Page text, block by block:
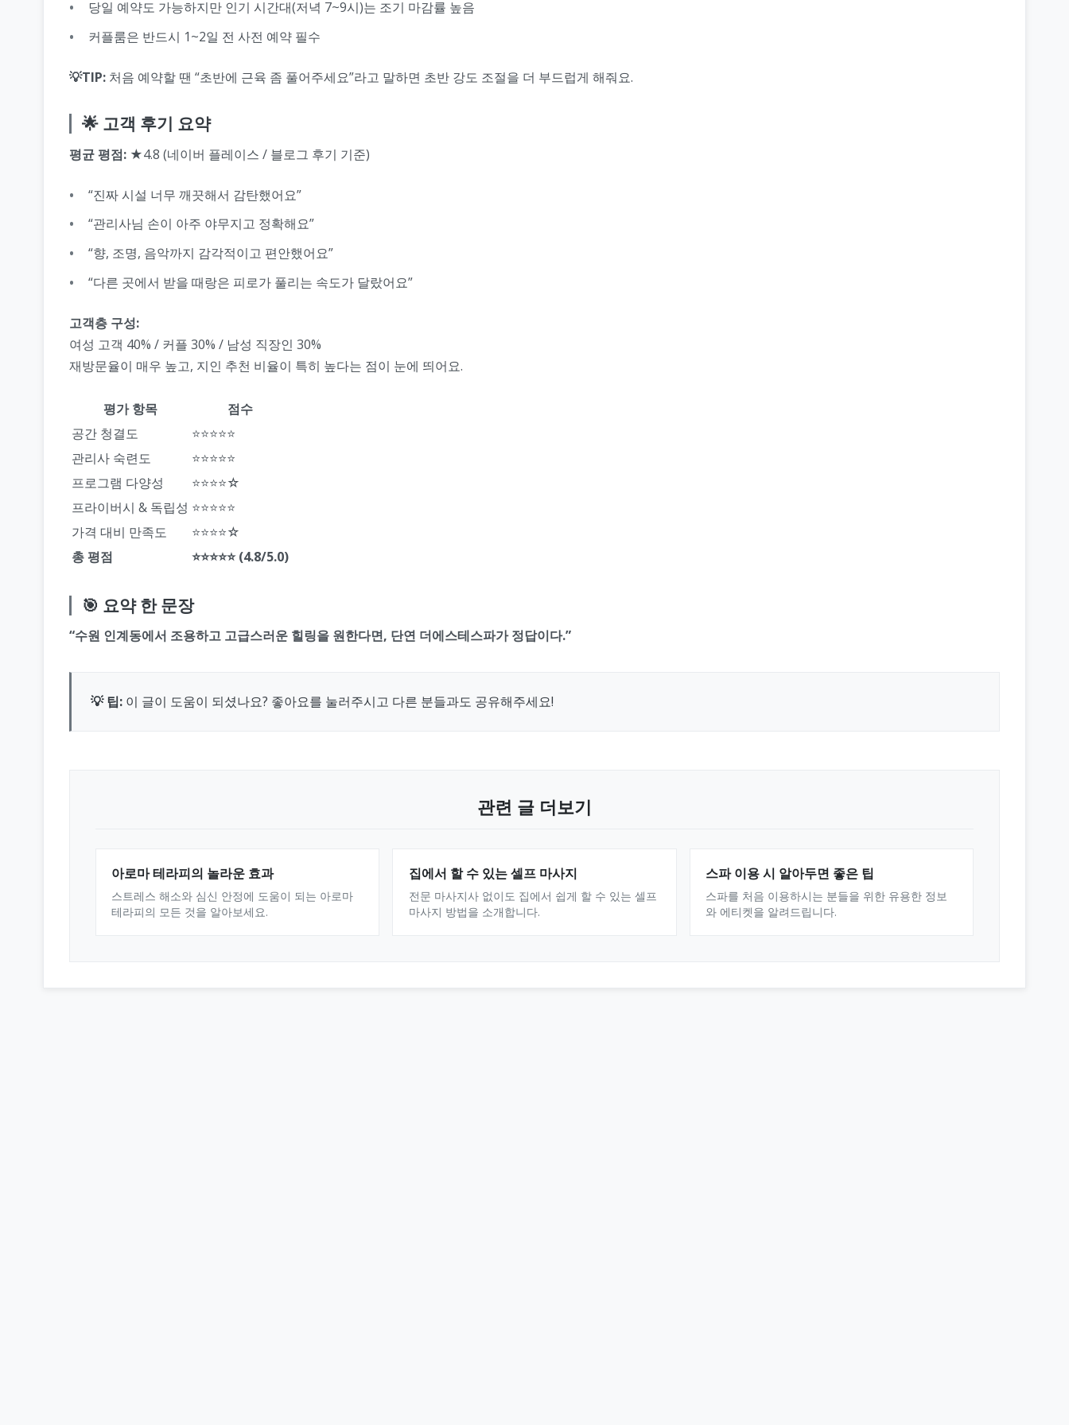
당일 예약도 가능하지만 인기 시간대(저녁 7~9시)는 조기 마감률 높음
커플룸은 반드시 1~2일 전 사전 예약 필수
💡TIP: 처음 예약할 땐 “초반에 근육 좀 풀어주세요”라고 말하면 초반 강도 조절을 더 부드럽게 해줘요.
🌟 고객 후기 요약
평균 평점: ★4.8 (네이버 플레이스 / 블로그 후기 기준)
“진짜 시설 너무 깨끗해서 감탄했어요”
“관리사님 손이 아주 야무지고 정확해요”
“향, 조명, 음악까지 감각적이고 편안했어요”
“다른 곳에서 받을 때랑은 피로가 풀리는 속도가 달랐어요”
고객층 구성:
여성 고객 40% / 커플 30% / 남성 직장인 30%
재방문율이 매우 높고, 지인 추천 비율이 특히 높다는 점이 눈에 띄어요.
평가 항목
점수
공간 청결도
⭐⭐⭐⭐⭐
관리사 숙련도
⭐⭐⭐⭐⭐
프로그램 다양성
⭐⭐⭐⭐☆
프라이버시 & 독립성 ⭐⭐⭐⭐⭐
가격 대비 만족도
⭐⭐⭐⭐☆
총 평점
⭐⭐⭐⭐⭐ (4.8/5.0)
🎯 요약 한 문장
“수원 인계동에서 조용하고 고급스러운 힐링을 원한다면, 단연 더에스테스파가 정답이다.”
💡 팁: 이 글이 도움이 되셨나요? 좋아요를 눌러주시고 다른 분들과도 공유해주세요!
관련 글 더보기
아로마 테라피의 놀라운 효과
스트레스 해소와 심신 안정에 도움이 되는 아로마
테라피의 모든 것을 알아보세요.
집에서 할 수 있는 셀프 마사지
전문 마사지사 없이도 집에서 쉽게 할 수 있는 셀프
마사지 방법을 소개합니다.
스파 이용 시 알아두면 좋은 팁
스파를 처음 이용하시는 분들을 위한 유용한 정보
와 에티켓을 알려드립니다.